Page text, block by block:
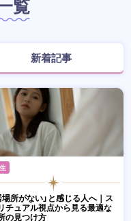
覧
新着記事
場所がない」と感じる人へ｜ス
チュアル視点から見る最適な
の見つけ方